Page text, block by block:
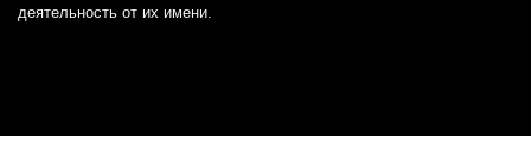
деятельность от их имени.